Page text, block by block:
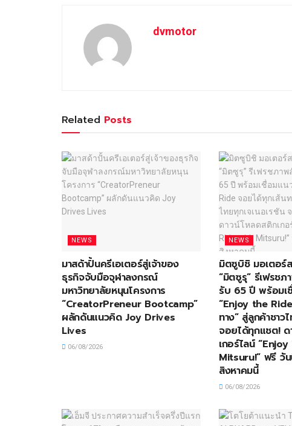
dvmotor
Related Posts
NEWS
มาสด้าปั้นครีเอเตอร์สู่เจ้าของ
ธุรกิจจับมือจุฬาลงกรณ์
มหาวิทยาลัยหนุนโครงการ
“CreatorPreneur Bootcamp”
ผลักดันแนวคิด Joy Drives
Lives
06/08/2026
NEWS
มิตซูบิชิ มอเตอร์
“มิตซูรุ” รีเฟรช
รับ 65 ปี พร้อมเ
“Enjoy the
ทาง” สู่ลูกค้าชาว
จอยได้ทุกแชต! ด
เกอร์ไลน์
Mitsuru!” ฟรี วั
สิงหาคมนี้
06/08/2026